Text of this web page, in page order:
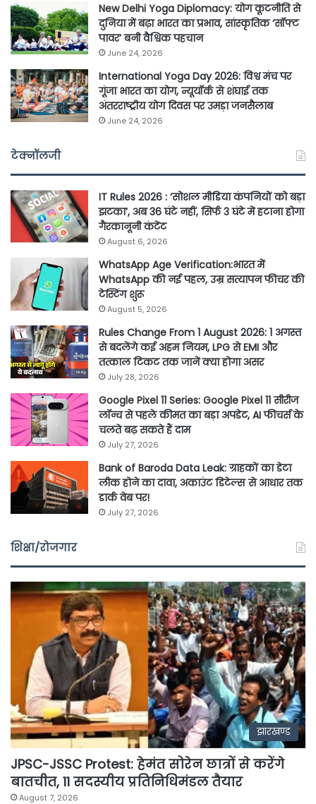
New Delhi Yoga Diplomacy: योग कूटनीति से
दुनिया में बढ़ा भारत का प्रभाव, सांस्कृतिक ‘सॉफ्ट
पावर’ बनी वैश्विक पहचान
June 24, 2026
International Yoga Day 2026: विश्व मंच पर
गूंजा भारत का योग, न्यूयॉर्क से शंघाई तक
अंतरराष्ट्रीय योग दिवस पर उमड़ा जनसैलाब
June 24, 2026
टेक्नॉलजी
IT Rules 2026 : ‘सोशल मीडिया कंपनियों को बड़ा
झटका’, अब 36 घंटे नहीं, सिर्फ 3 घंटे में हटाना होगा
गैरकानूनी कंटेंट
August 6, 2026
WhatsApp Age Verification:भारत में
WhatsApp की नई पहल, उम्र सत्यापन फीचर की
टेस्टिंग शुरू
August 5, 2026
Rules Change From 1 August 2026: 1 अगस्त
से बदलेंगे कई अहम नियम, LPG से EMI और
तत्काल टिकट तक जानें क्या होगा असर
July 28, 2026
Google Pixel 11 Series: Google Pixel 11 सीरीज
लॉन्च से पहले कीमत का बड़ा अपडेट, AI फीचर्स के
चलते बढ़ सकते हैं दाम
July 27, 2026
Bank of Baroda Data Leak: ग्राहकों का डेटा
लीक होने का दावा, अकाउंट डिटेल्स से आधार तक
डार्क वेब पर!
July 27, 2026
शिक्षा/रोजगार
झारखण्ड
JPSC-JSSC Protest: हेमंत सोरेन छात्रों से करेंगे
बातचीत, 11 सदस्यीय प्रतिनिधिमंडल तैयार
August 7, 2026